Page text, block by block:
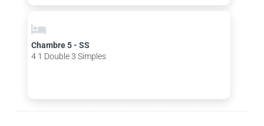
Chambre 5 - SS
4 1 Double 3 Simples